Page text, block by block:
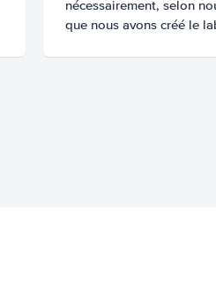
nécessairement, selon
que nous avons créé le